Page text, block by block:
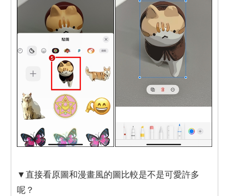
▼直接看原圖和漫畫風的圖比較是不是可愛許多
呢？